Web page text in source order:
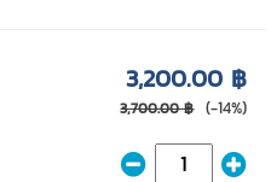
3,200.00 ฿
3,700.00 ฿ (-14%)